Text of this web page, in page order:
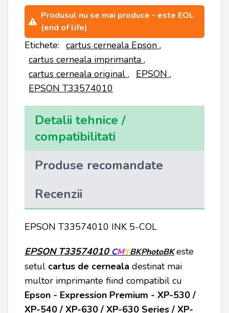
Produsul nu se mai produce - este EOL
(end of life)
Etichete: cartus cerneala Epson ,
cartus cerneala imprimanta ,
cartus cerneala original , EPSON ,
EPSON T33574010
Detalii tehnice /
compatibilitati
Produse recomandate
Recenzii
EPSON T33574010 INK 5-COL
EPSON T33574010 CMYBKPhotoBKeste
setul cartus de cerneala destinat mai
multor imprimante fiind compatibil cu
Epson - Expression Premium - XP-530 /
XP-540 / XP-630 / XP-630 Series / XP-